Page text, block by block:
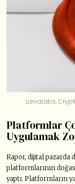
LarvaLabs,
Platformlar
Uygulamak
Rapor, dijital pazarda
platformlarının
yaptı. Platformların